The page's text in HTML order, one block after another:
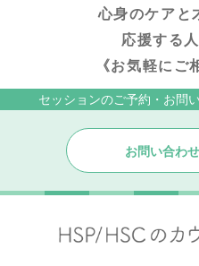
心身のケアと
応援する
《お気軽にご
セッションのご予約・お
お問い合わ